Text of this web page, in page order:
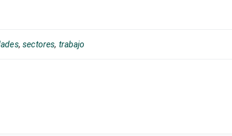
,sectores, trabajo